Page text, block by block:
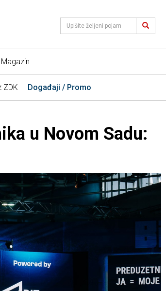
Magazin
ZDK Događaji / Promo
u Novom Sadu: